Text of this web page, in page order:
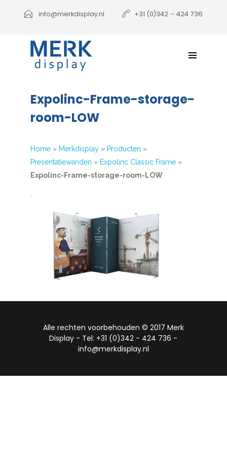
Producten
Klantbeleving
info@merkdisplay.nl +31 (0)342 – 424 736
Expolinc-Frame-storage-
room-LOW
Home» Merkdisplay» Producten »
Presentatiewanden » Expolinc Classic Frame»
Expolinc-Frame-storage-room-LOW
`
Alle rechten voorbehouden © 2017 Merk
Display - Tel: +31 (0)342 - 424 736 -
info@merkdisplay.nl